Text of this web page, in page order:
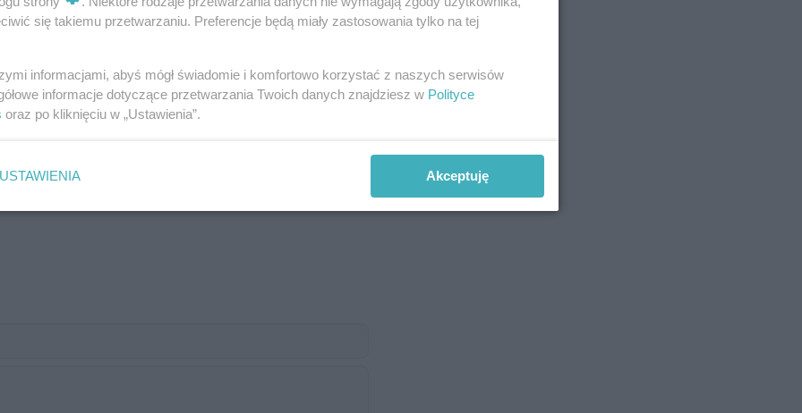
i Patologii Wydziału Prewencji KPP w Ostrowi
w celu ustalenia dogodnego terminu
się takiemu przetwarzaniu. Preferencje będą miały zastosowania tylko na tej
informacjami, abyś mógł świadomie i komfortowo korzystać z naszych serwisów
informacje dotyczące przetwarzania Twoich danych znajdziesz w Polityce
oraz po kliknięciu w „Ustawienia”.
USTAWIENIA Akceptuję